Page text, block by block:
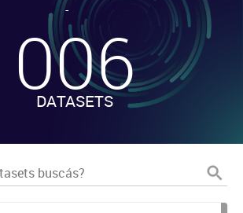
-
006
DATASETS